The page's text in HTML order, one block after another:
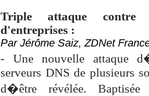
Triple attaque contre
d'entreprises :
Par Jérôme Saiz, ZDNet
- Une nouvelle attaque
serveurs DNS de plusieurs
d�être révélée.